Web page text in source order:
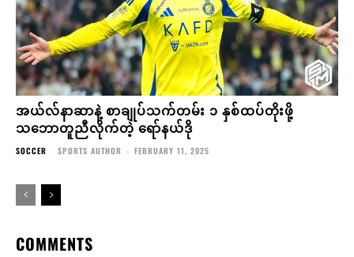
အယ်လ်နာဆာနဲ့ စာချုပ်သက်တမ်း ၁ နှစ်ထပ်တိုးဖို့
သဘောတူညီလိုက်တဲ့ ရော်နယ်ဒို
SOCCER SPORTS AUTHOR - FEBRUARY 11, 2025
COMMENTS